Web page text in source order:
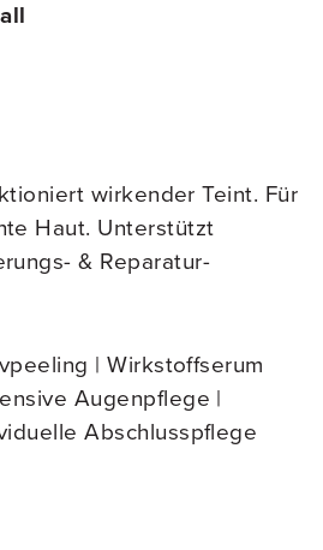
wirkender Teint. Für
Haut. Unterstützt
& Reparatur-
| Wirkstoffserum
Augenpflege |
Abschlusspflege